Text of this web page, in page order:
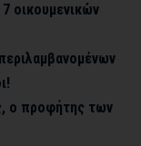
οικουμενικών
ο προφήτης των